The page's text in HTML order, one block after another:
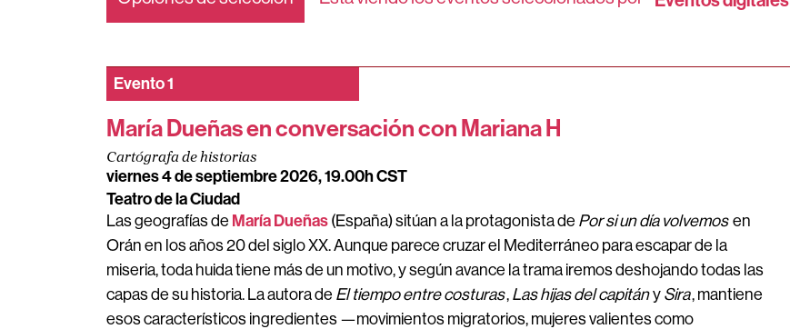
Evento1
María Dueñas en conversación con Mariana H
Cartógrafa de historias
viernes 4 de septiembre 2026, 19.00h CST
Teatro de la Ciudad
Las geografías de María Dueñas (España) sitúan a la protagonista de Por si un día volvemos en
Orán en los años 20 del siglo XX. Aunque parece cruzar el Mediterráneo para escapar de la
miseria, toda huida tiene más de un motivo, y según avance la trama iremos deshojando todas las
capas de su historia. La autora de El tiempo entre costuras, Las hijas del capitány Sira, mantiene
esos característicos ingredientes —movimientos migratorios, mujeres valientes como